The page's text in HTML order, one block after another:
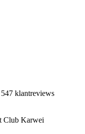
klantreviews
Club Karwei